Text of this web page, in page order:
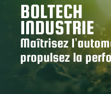
BOLTECH
INDUSTRIE
Maîtrisez
propulsez la